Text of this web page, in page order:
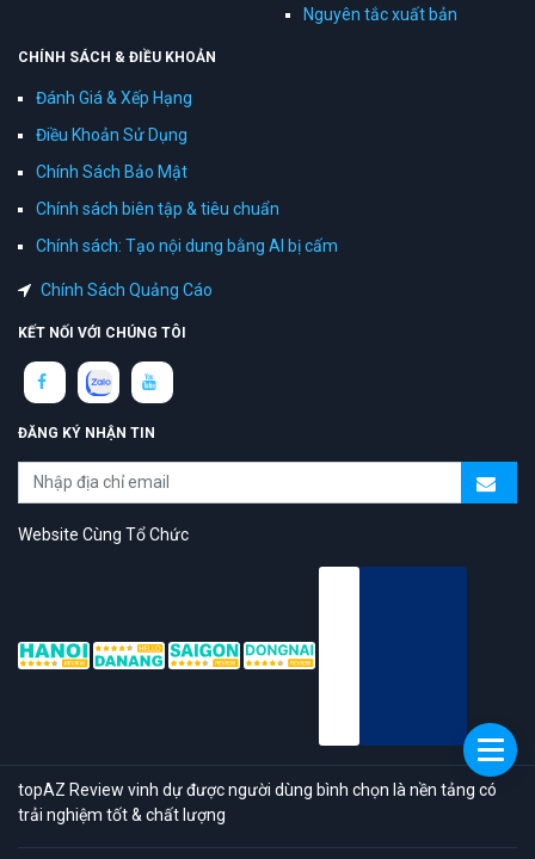
Nguyên tắc xuất bản
CHÍNH SÁCH & ĐIỀU KHOẢN
Đánh Giá & Xếp Hạng
Điều Khoản Sử Dụng
Chính Sách Bảo Mật
Chính sách biên tập & tiêu chuẩn
Chính sách: Tạo nội dung bằng AI bị cấm
Chính Sách Quảng Cáo
KẾT NỐI VỚI CHÚNG TÔI
ĐĂNG KÝ NHẬN TIN
Website Cùng Tổ Chức
topAZ Review vinh dự được người dùng bình chọn là nền tảng có
trải nghiệm tốt & chất lượng